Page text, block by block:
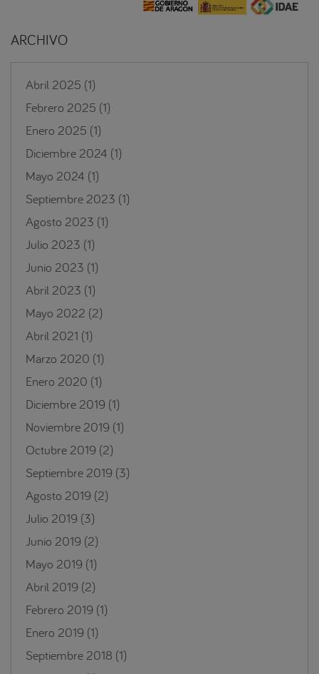
ARCHIVO
Abril 2025 (1)
Febrero 2025 (1)
Enero 2025 (1)
Diciembre 2024 (1)
Mayo 2024 (1)
Septiembre 2023 (1)
Agosto 2023 (1)
Julio 2023 (1)
Junio 2023 (1)
Abril 2023 (1)
Mayo 2022 (2)
Abril 2021 (1)
Marzo 2020 (1)
Enero 2020 (1)
Diciembre 2019 (1)
Noviembre 2019 (1)
Octubre 2019 (2)
Septiembre 2019 (3)
Agosto 2019 (2)
Julio 2019 (3)
Junio 2019 (2)
Mayo 2019 (1)
Abril 2019 (2)
Febrero 2019 (1)
Enero 2019 (1)
Septiembre 2018 (1)